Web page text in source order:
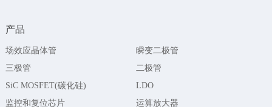
产品
场效应晶体管
瞬变二极管
三极管
二极管
SiC MOSFET(碳化硅)
LDO
监控和复位芯片
运算放大器